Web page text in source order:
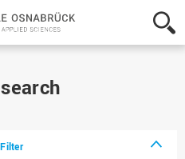
Hochschule
Osnabrück
-
Filter